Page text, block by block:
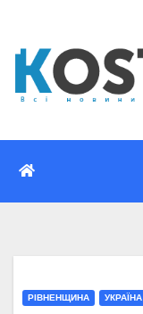
вмісту
РІВНЕНЩИНА УКРАЇНА